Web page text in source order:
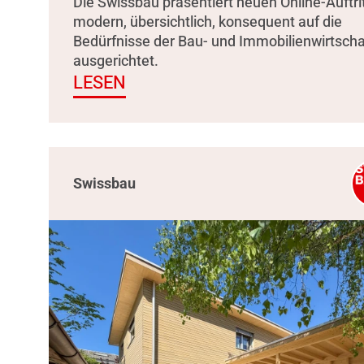
modern, übersichtlich, konsequent auf die
Bedürfnisse der Bau- und
ausgerichtet.
LESEN
Swissbau